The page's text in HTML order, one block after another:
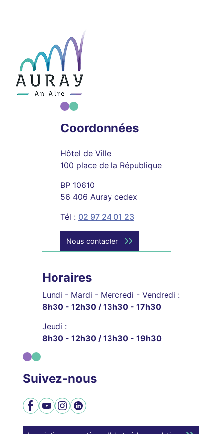
Coordonnées
Hôtel de Ville
100 place de la République
BP 10610
56 406 Auray cedex
Tél : 02 97 24 01 23
Nous contacter
Horaires
Lundi - Mardi - Mercredi - Vendredi :
8h30 - 12h30 / 13h30 - 17h30
Jeudi :
8h30 - 12h30 / 13h30 - 19h30
Suivez-nous
Facebook
YouTubeInstagram
LinkedIn